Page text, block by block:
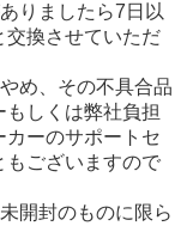
りましたら7日以
交換させていただ
め、その不具合品
しくは弊社負担
カーのサポートセ
もございますので
開封のものに限ら